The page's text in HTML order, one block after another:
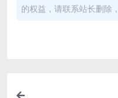
的权益，请联系站长删除